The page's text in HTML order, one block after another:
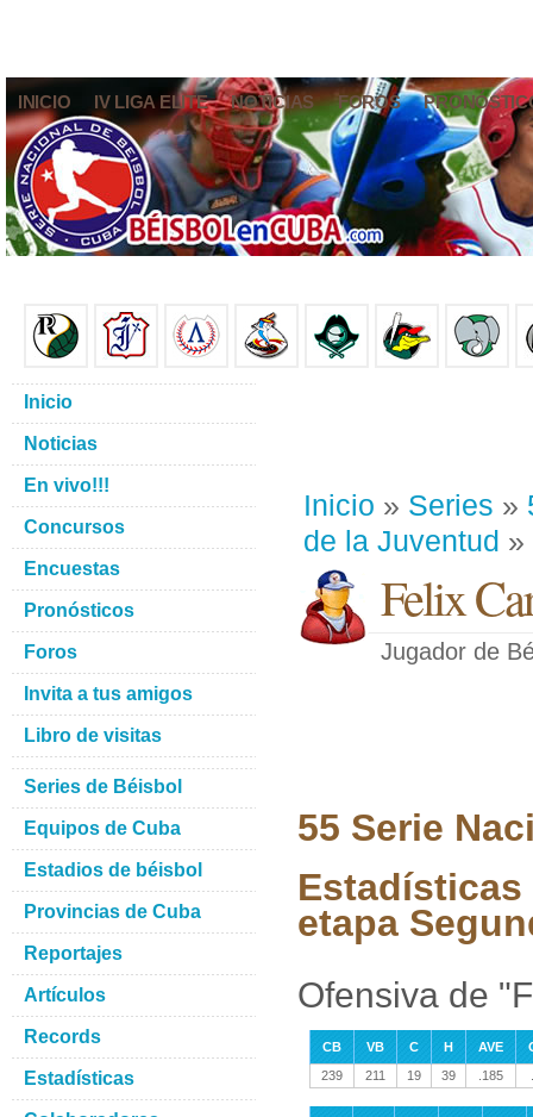
INICIO IV LIGA ELITE NOTICIAS FOROS
Inicio » Series »
de la Juventud »
Felix
Jugador de
55 Serie
Estadísticas
etapa
Ofensiva de
CB VB C H AVE
239
211 19 39 .185
Inicio
Noticias
En vivo!!!
Concursos
Encuestas
Pronósticos
Foros
Invita a tus amigos
Libro de visitas
Series de Béisbol
Equipos de Cuba
Estadios de béisbol
Provincias de Cuba
Reportajes
Artículos
Records
Estadísticas